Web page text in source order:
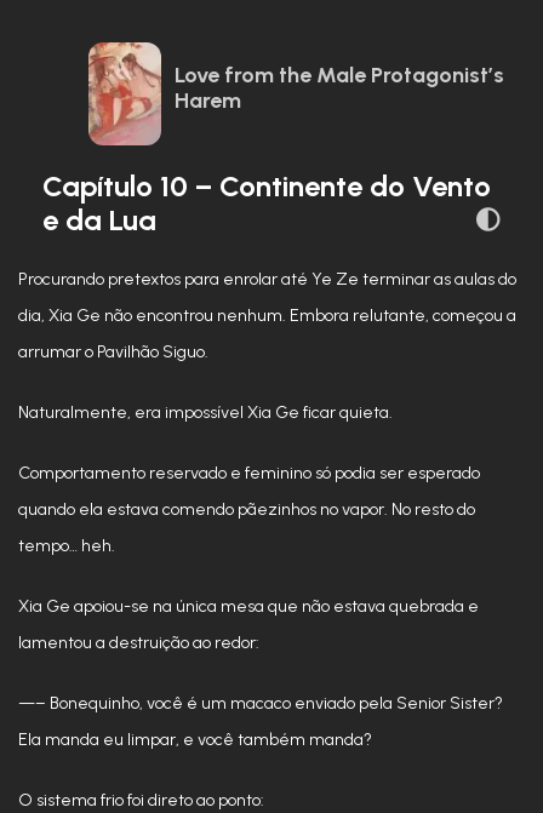
Love from the Male Protagonist’s
Harem
Capítulo 10 – Continente do Vento
e da Lua
Procurando pretextos para enrolar até Ye Ze terminar as aulas do
dia, Xia Ge não encontrou nenhum. Embora relutante, começou a
arrumar o Pavilhão Siguo.
Naturalmente, era impossível Xia Ge ficar quieta.
Comportamento reservado e feminino só podia ser esperado
quando ela estava comendo pãezinhos no vapor. No resto do
tempo… heh.
Xia Ge apoiou-se na única mesa que não estava quebrada e
lamentou a destruição ao redor:
—– Bonequinho, você é um macaco enviado pela Senior Sister?
Ela manda eu limpar, e você também manda?
O sistema frio foi direto ao ponto: